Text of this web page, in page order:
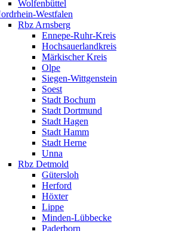
Wolfenbüttel
Westfalen
Rbz Arnsberg
Ennepe-Ruhr-Kreis
Hochsauerlandkreis
Märkischer Kreis
Olpe
Siegen-Wittgenstein
Soest
Stadt Bochum
Stadt Dortmund
Stadt Hagen
Stadt Hamm
Stadt Herne
Unna
Rbz Detmold
Gütersloh
Herford
Höxter
Lippe
Minden-Lübbecke
Paderborn